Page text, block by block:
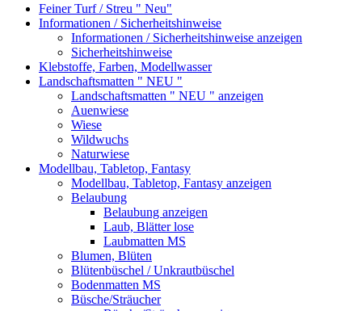
Feiner Turf / Streu " Neu"
Informationen / Sicherheitshinweise
Informationen / Sicherheitshinweise anzeigen
Sicherheitshinweise
Klebstoffe, Farben, Modellwasser
Landschaftsmatten " NEU "
Landschaftsmatten " NEU " anzeigen
Auenwiese
Wiese
Wildwuchs
Naturwiese
Modellbau, Tabletop, Fantasy
Modellbau, Tabletop, Fantasy anzeigen
Belaubung
Belaubung anzeigen
Laub, Blätter lose
Laubmatten MS
Blumen, Blüten
Blütenbüschel / Unkrautbüschel
Bodenmatten MS
Büsche/Sträucher